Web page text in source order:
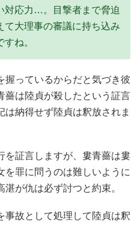
対応力…。目撃者まで脅迫
て大理事の審議に持ち込み
ね。
握っているからだと気づき彼
薔は陸貞が殺したという証言
は納得せず陸貞は釈放されま
を証言しますが、婁青薔は婁
を罪に問うのは難しいように
が仇は必ず討つと約束。
事故として処理して陸貞は釈